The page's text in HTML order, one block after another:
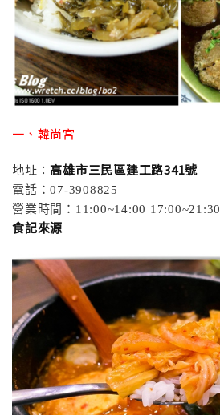
一、韓尚宮
地址：高雄市三民區建工路341號
電話：07-3908825
營業時間：11:00~14:00 17:00~21:30
食記來源